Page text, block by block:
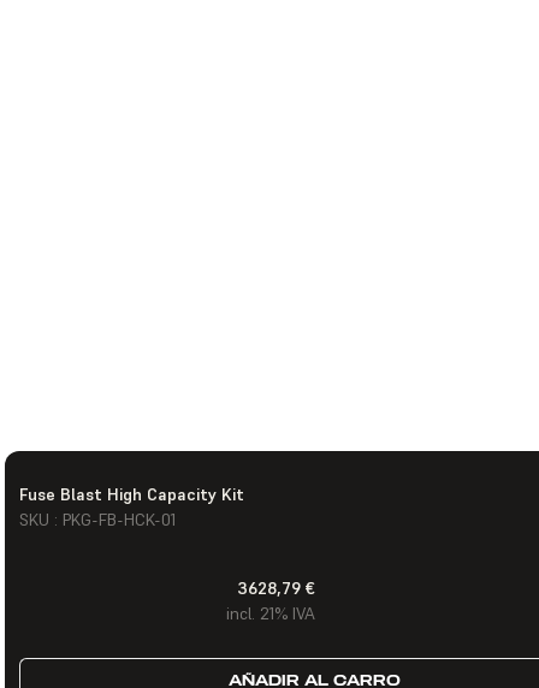
Fuse Blast High Capacity Kit
SKU : PKG-FB-HCK-01
3628,79 €
incl. 21% IVA
AÑADIR AL CARRO